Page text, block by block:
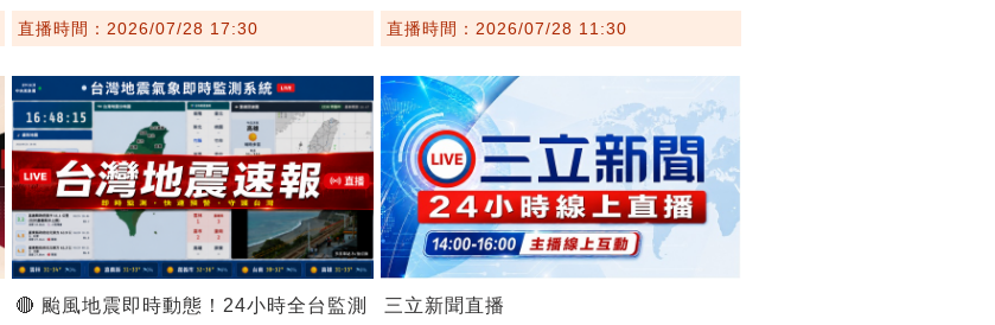
直播時間：2026/07/28 17:30 直播時間：2026/07/28 11:30
🔴 颱風地震即時動態！24小時全台監測 三立新聞直播